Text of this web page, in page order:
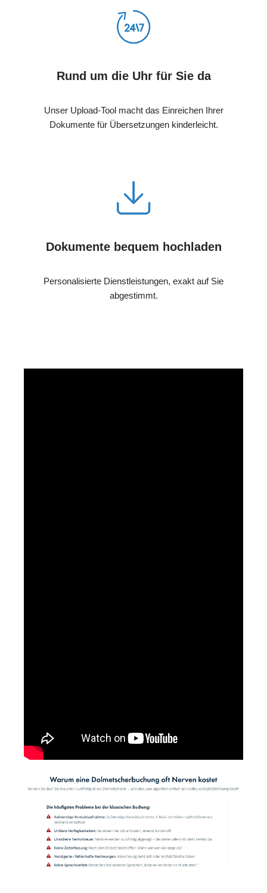
Rund um die Uhr für Sie da
Unser Upload-Tool macht das Einreichen Ihrer
Dokumente für Übersetzungen kinderleicht.
Dokumente bequem hochladen
Personalisierte Dienstleistungen, exakt auf Sie
abgestimmt.